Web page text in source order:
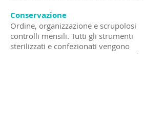
Conservazione
Ordine, organizzazione e scrupolosi
controlli mensili. Tutti gli strumenti
sterilizzati e confezionati vengono
riposti in appositi cassetti in attesa di